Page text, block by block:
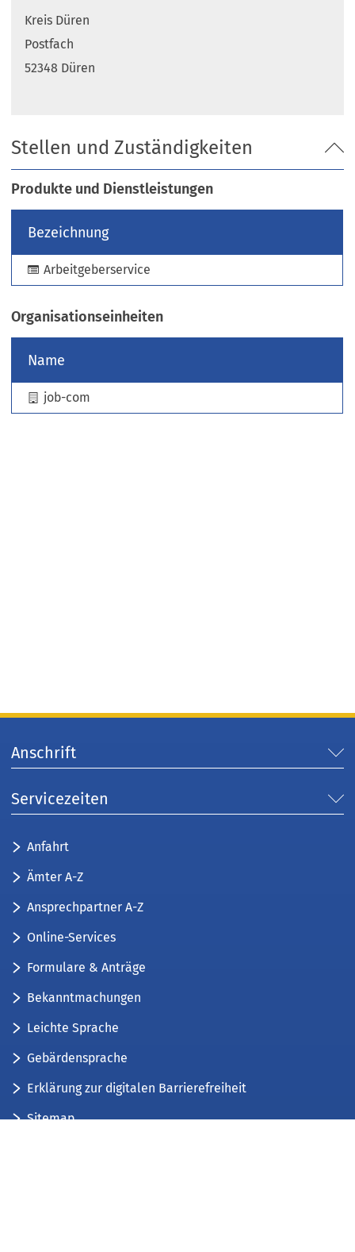
e
t
i
e
m
n
e
n
T
a
)
Kreis Düren
Postfach
52348 Düren
Stellen und Zuständigkeiten
Produkte und Dienstleistungen
Bezeichnung
Arbeitgeberservice
Organisationseinheiten
Name
job-com
Anschrift
Servicezeiten
Anfahrt
Ämter A-Z
Ansprechpartner A-Z
Online-Services
Formulare & Anträge
Bekanntmachungen
Leichte Sprache
Gebärdensprache
Erklärung zur digitalen Barrierefreiheit
Sitemap